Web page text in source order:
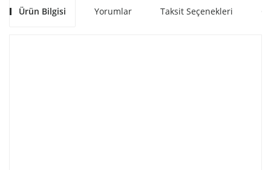
Ürün Bilgisi Yorumlar Taksit Seçenekleri